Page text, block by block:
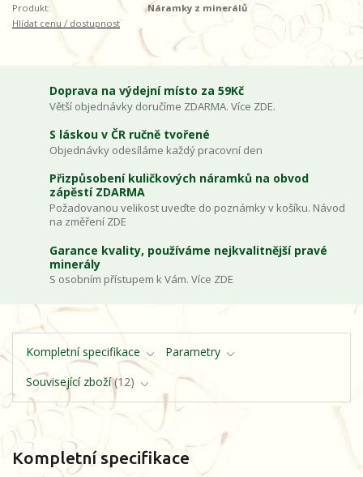
Produkt:
Náramky z minerálů
Hlídat cenu / dostupnost
Doprava na výdejní místo za 59Kč
Větší objednávky doručíme ZDARMA. Více ZDE.
S láskou v ČR ručně tvořené
Objednávky odesíláme každý pracovní den
Přizpůsobení kuličkových náramků na obvod
zápěstí ZDARMA
Požadovanou velikost uveďte do poznámky v košíku. Návod
na změření ZDE
Garance kvality, používáme nejkvalitnější pravé
minerály
S osobním přístupem k Vám. Více ZDE
Kompletní specifikace
Parametry
Související zboží 12
Kompletní specifikace